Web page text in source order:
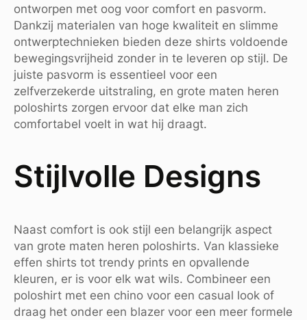
ontworpen met oog voor comfort en pasvorm.
Dankzij materialen van hoge kwaliteit en slimme
ontwerptechnieken bieden deze shirts voldoende
bewegingsvrijheid zonder in te leveren op stijl. De
juiste pasvorm is essentieel voor een
zelfverzekerde uitstraling, en grote maten heren
poloshirts zorgen ervoor dat elke man zich
comfortabel voelt in wat hij draagt.
Stijlvolle Designs
Naast comfort is ook stijl een belangrijk aspect
van grote maten heren poloshirts. Van klassieke
effen shirts tot trendy prints en opvallende
kleuren, er is voor elk wat wils. Combineer een
poloshirt met een chino voor een casual look of
draag het onder een blazer voor een meer formele